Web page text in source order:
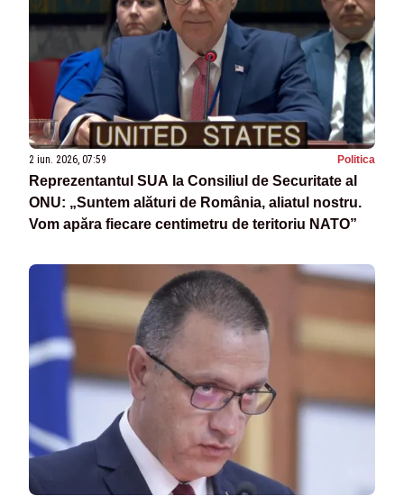
2 iun. 2026, 07:59 Politica
Reprezentantul SUA la Consiliul de Securitate al
ONU: „Suntem alături de România, aliatul nostru.
Vom apăra fiecare centimetru de teritoriu NATO”